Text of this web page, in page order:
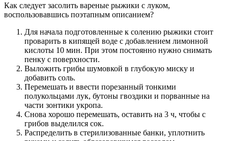
Как следует засолить вареные рыжики с луком,
воспользовавшись поэтапным описанием?
Для начала подготовленные к солению рыжики стоит
проварить в кипящей воде с добавлением лимонной
кислоты 10 мин. При этом постоянно нужно снимать
пенку с поверхности.
Выложить грибы шумовкой в глубокую миску и
добавить соль.
Перемешать и ввести порезанный тонкими
полукольцами лук, бутоны гвоздики и порванные на
части зонтики укропа.
Снова хорошо перемешать, оставить на 3 ч, чтобы с
грибов выделился сок.
Распределить в стерилизованные банки, уплотнить